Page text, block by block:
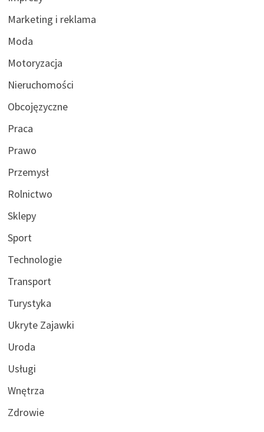
Marketing i reklama
Moda
Motoryzacja
Nieruchomości
Obcojęzyczne
Praca
Prawo
Przemysł
Rolnictwo
Sklepy
Sport
Technologie
Transport
Turystyka
Ukryte Zajawki
Uroda
Usługi
Wnętrza
Zdrowie